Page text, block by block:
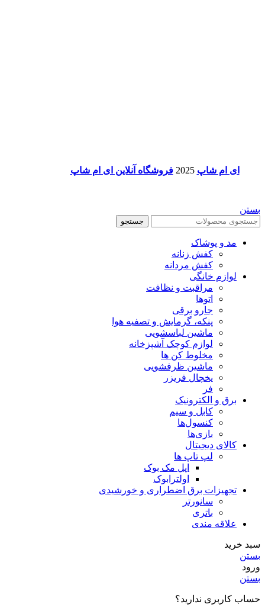
ای ام شاپ 2025 فروشگاه آنلاین ای ام شاپ
بستن
جستجو
مد و پوشاک
کفش زنانه
کفش مردانه
لوازم خانگی
مراقبت و نظافت
اتوها
جارو برقی
پنکه، گرمایش و تصفیه هوا
ماشین لباسشویی
لوازم کوچک آشپزخانه
مخلوط کن ها
ماشین ظرفشویی
یخچال فریزر
فر
برق و الکترونیک
کابل و سیم
کنسول‌ها
بازی‌ها
کالای دیجیتال
لپ تاپ ها
اپل مک بوک
اولترابوک
تجهیزات برق اضطراری و خورشیدی
سانورتر
باتری
علاقه مندی
سبد خرید
بستن
ورود
بستن
حساب کاربری ندارید؟